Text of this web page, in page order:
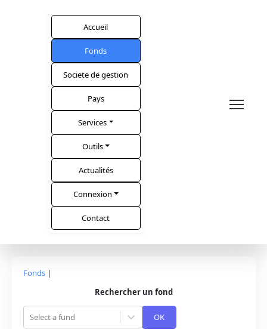
Accueil
Fonds
Societe de gestion
Pays
Services
Outils
Actualités
Connexion
Contact
Fonds |
Rechercher un fond
Select a fund OK